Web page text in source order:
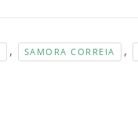
, SAMORA CORREIA ,